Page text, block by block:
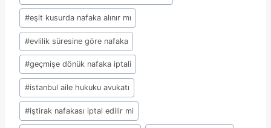
#eşit kusurda nafaka alınır mı
#evlilik süresine göre nafaka
#geçmişe dönük nafaka iptali
#istanbul aile hukuku avukatı
#iştirak nafakası iptal edilir mi